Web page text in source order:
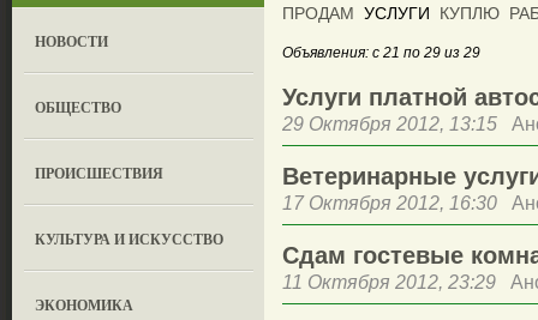
НОВОСТИ
ОБЩЕСТВО
ПРОИСШЕСТВИЯ
КУЛЬТУРА И ИСКУССТВО
ЭКОНОМИКА
ПРОДАМ УСЛУГИ КУПЛЮ
Объявления: с 21 по 29 из 29
Услуги платной
29 Октября 2012, 13:15
Ветеринарные
17 Октября 2012, 16:30
Cдам гостевые
11 Октября 2012, 23:29